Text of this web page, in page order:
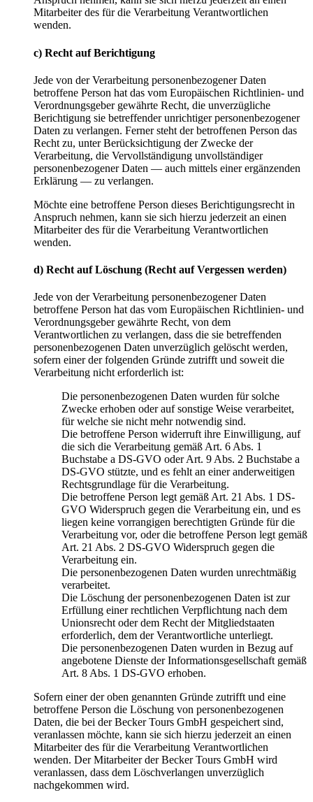
Mitarbeiter des für die Verarbeitung Verantwortlichen
wenden.
c) Recht auf Berichtigung
Jede von der Verarbeitung personenbezogener Daten
betroffene Person hat das vom Europäischen Richtlinien- und
Verordnungsgeber gewährte Recht, die unverzügliche
Berichtigung sie betreffender unrichtiger personenbezogener
Daten zu verlangen. Ferner steht der betroffenen Person das
Recht zu, unter Berücksichtigung der Zwecke der
Verarbeitung, die Vervollständigung unvollständiger
personenbezogener Daten — auch mittels einer ergänzenden
Erklärung — zu verlangen.
Möchte eine betroffene Person dieses Berichtigungsrecht in
Anspruch nehmen, kann sie sich hierzu jederzeit an einen
Mitarbeiter des für die Verarbeitung Verantwortlichen
wenden.
d) Recht auf Löschung (Recht auf Vergessen werden)
Jede von der Verarbeitung personenbezogener Daten
betroffene Person hat das vom Europäischen Richtlinien- und
Verordnungsgeber gewährte Recht, von dem
Verantwortlichen zu verlangen, dass die sie betreffenden
personenbezogenen Daten unverzüglich gelöscht werden,
sofern einer der folgenden Gründe zutrifft und soweit die
Verarbeitung nicht erforderlich ist:
Die personenbezogenen Daten wurden für solche
Zwecke erhoben oder auf sonstige Weise verarbeitet,
für welche sie nicht mehr notwendig sind.
Die betroffene Person widerruft ihre Einwilligung, auf
die sich die Verarbeitung gemäß Art. 6 Abs. 1
Buchstabe a DS-GVO oder Art. 9 Abs. 2 Buchstabe a
DS-GVO stützte, und es fehlt an einer anderweitigen
Rechtsgrundlage für die Verarbeitung.
Die betroffene Person legt gemäß Art. 21 Abs. 1 DS-
GVO Widerspruch gegen die Verarbeitung ein, und es
liegen keine vorrangigen berechtigten Gründe für die
Verarbeitung vor, oder die betroffene Person legt gemäß
Art. 21 Abs. 2 DS-GVO Widerspruch gegen die
Verarbeitung ein.
Die personenbezogenen Daten wurden unrechtmäßig
verarbeitet.
Die Löschung der personenbezogenen Daten ist zur
Erfüllung einer rechtlichen Verpflichtung nach dem
Unionsrecht oder dem Recht der Mitgliedstaaten
erforderlich, dem der Verantwortliche unterliegt.
Die personenbezogenen Daten wurden in Bezug auf
angebotene Dienste der Informationsgesellschaft gemäß
Art. 8 Abs. 1 DS-GVO erhoben.
Sofern einer der oben genannten Gründe zutrifft und eine
betroffene Person die Löschung von personenbezogenen
Daten, die bei der Becker Tours GmbH gespeichert sind,
veranlassen möchte, kann sie sich hierzu jederzeit an einen
Mitarbeiter des für die Verarbeitung Verantwortlichen
wenden. Der Mitarbeiter der Becker Tours GmbH wird
veranlassen, dass dem Löschverlangen unverzüglich
nachgekommen wird.